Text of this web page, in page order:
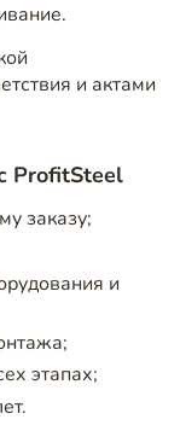
и актами
ProfitSteel
заказу;
и
этапах;